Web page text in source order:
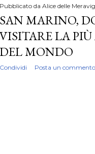
Pubblicato da Alice delle
SAN MARINO,
VISITARE LA
DEL MONDO
Condividi Posta un commento